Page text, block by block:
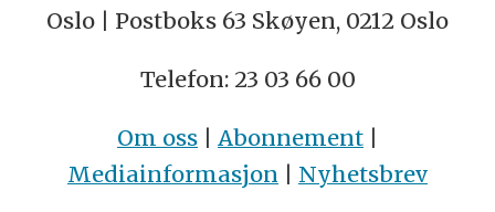
Oslo | Postboks 63 Skøyen, 0212 Oslo
Telefon: 23 03 66 00
Om oss | Abonnement |
Mediainformasjon | Nyhetsbrev